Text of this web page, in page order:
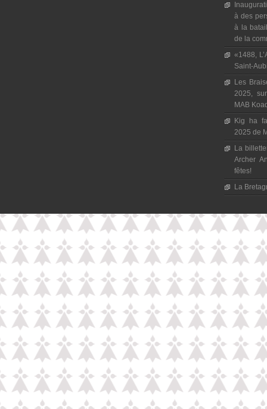
à des
à la
de la
«1488,
Saint-
Les
2025,
MAB
Kig ha
2025 de
La
Archer
fêtes!
La